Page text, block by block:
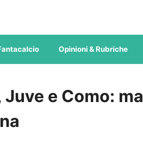
Opinioni & Rubriche
e Como: ma